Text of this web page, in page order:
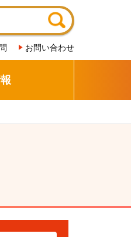
お問い合わせ